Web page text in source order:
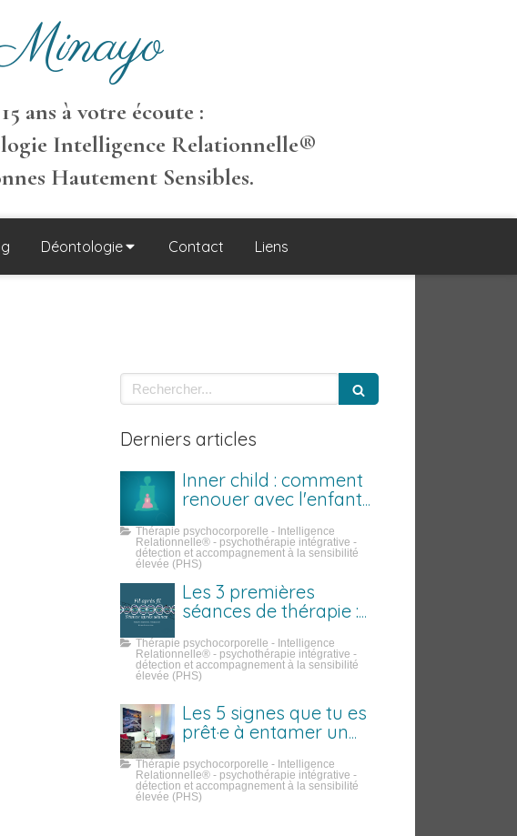
ans à votre écoute :
Intelligence Relationnelle®
Hautement Sensibles.
Déontologie Contact Liens
Rechercher
Derniers articles
Inner child : comment
renouer avec l'enfant
Thérapie psychocorporelle - Intelligence
Relationnelle® - psychothérapie intégrative -
détection et accompagnement à la sensibilité
élevée (PHS)
Les 3 premières
séances de thérapie :
vraiment
Thérapie psychocorporelle - Intelligence
Relationnelle® - psychothérapie intégrative -
détection et accompagnement à la sensibilité
élevée (PHS)
Les 5 signes que tu es
prêt·e à entamer un
Thérapie psychocorporelle - Intelligence
Relationnelle® - psychothérapie intégrative -
détection et accompagnement à la sensibilité
élevée (PHS)